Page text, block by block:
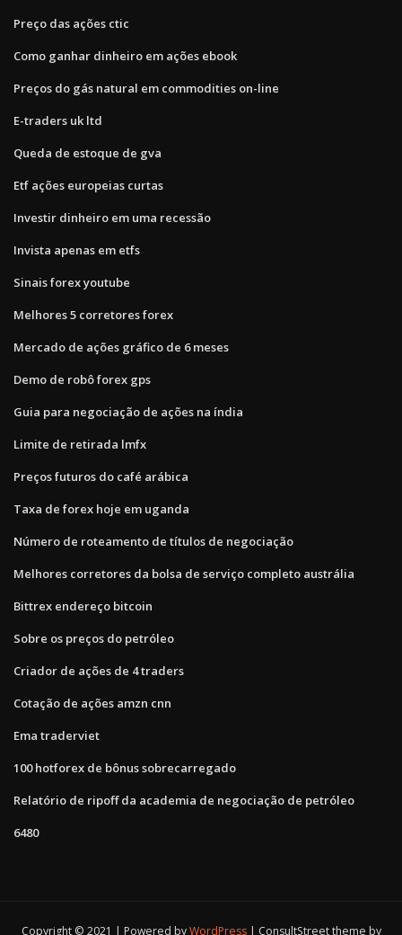
Preço das ações ctic
Como ganhar dinheiro em ações ebook
Preços do gás natural em commodities on-line
E-traders uk ltd
Queda de estoque de gva
Etf ações europeias curtas
Investir dinheiro em uma recessão
Invista apenas em etfs
Sinais forex youtube
Melhores 5 corretores forex
Mercado de ações gráfico de 6 meses
Demo de robô forex gps
Guia para negociação de ações na índia
Limite de retirada lmfx
Preços futuros do café arábica
Taxa de forex hoje em uganda
Número de roteamento de títulos de negociação
Melhores corretores da bolsa de serviço completo austrália
Bittrex endereço bitcoin
Sobre os preços do petróleo
Criador de ações de 4 traders
Cotação de ações amzn cnn
Ema traderviet
100 hotforex de bônus sobrecarregado
Relatório de ripoff da academia de negociação de petróleo
6480
Copyright © 2021 | Powered byWordPress ConsultStreet theme by